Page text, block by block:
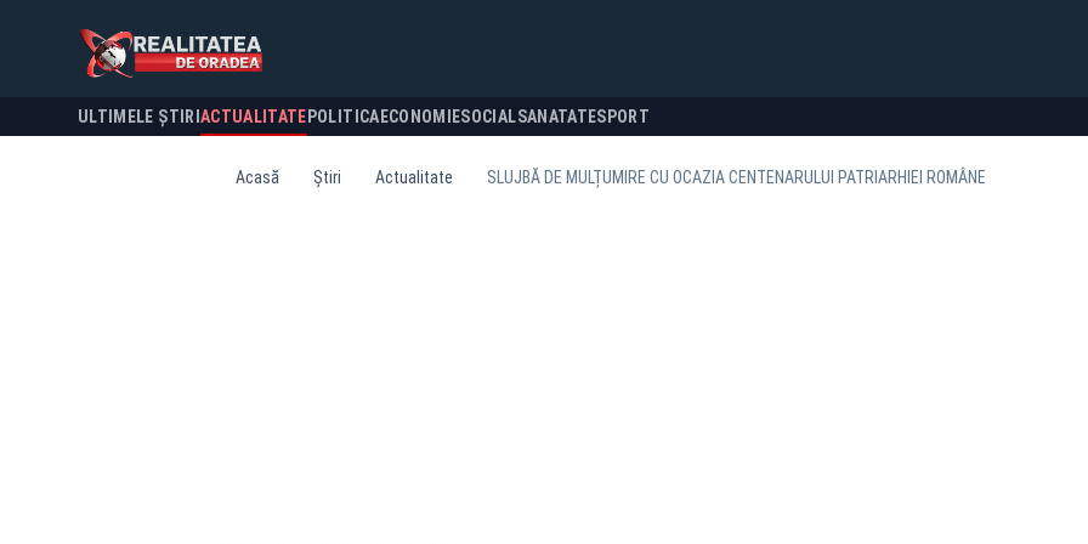
ULTIMELE ȘTIRI ACTUALITATE POLITICA ECONOMIESOCIALSANATATESPORT
Acasă Știri Actualitate SLUJBĂ DE MULȚUMIRE CU OCAZIA CENTENARULUI PATRIARHIEI ROMÂNE